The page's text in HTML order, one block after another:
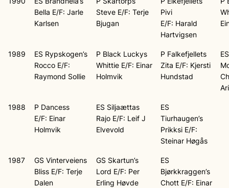
Bella E/F: Jarle
Karlsen
Steve E/F: Terje
Bjugan
Pivi
E/F: Harald
Hartvigsen
1989
ES Rypskogen’s
Rocco E/F:
Raymond Sollie
P Black Luckys
Whittie E/F: Einar
Holmvik
P Falkefjellets
Zita E/F: Kjersti
Hundstad
ES
1988
P Dancess
E/F: Einar
Holmvik
ES Siljaættas
Rajo E/F: Leif J
Elvevold
ES
Tiurhaugen’s
Prikksi E/F:
Steinar Høgås
1987
GS Vinterveiens
Bliss E/F: Terje
Dalen
GS Skartun’s
Lord E/F: Per
Erling Høvde
ES
Bjørkkraggen’s
Chott E/F: Einar